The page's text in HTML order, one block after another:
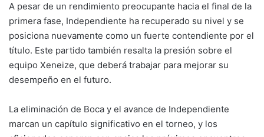
A pesar de un rendimiento preocupante hacia el final de la
primera fase, Independiente ha recuperado su nivel y se
posiciona nuevamente como un fuerte contendiente por el
título. Este partido también resalta la presión sobre el
equipo Xeneize, que deberá trabajar para mejorar su
desempeño en el futuro.
La eliminación de Boca y el avance de Independiente
marcan un capítulo significativo en el torneo, y los